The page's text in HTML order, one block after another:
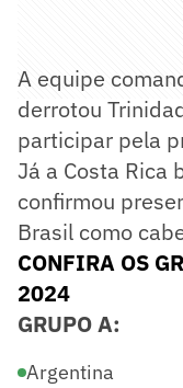
A equipe
derrotou
participar pela
Já a Costa Rica
confirmou
Brasil como
CONFIRA OS
2024
GRUPO A:
Argentina